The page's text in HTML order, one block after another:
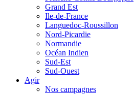
Grand Est
Ile-de-France
Languedoc-Roussillon
Nord-Picardie
Normandie
Océan Indien
Sud-Est
Sud-Ouest
Agir
Nos campagnes